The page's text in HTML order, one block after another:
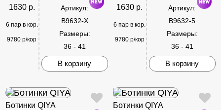
1630 р.
6 пар в кор.
9780 р/кор
Артикул:
B9632-X
Размеры:
36 - 41
В корзину
1630 р.
6 пар в кор.
9780 р/кор
Артикул:
B9632-5
Размеры:
36 - 41
В корзину
Ботинки QIYA Ботинки QIYA